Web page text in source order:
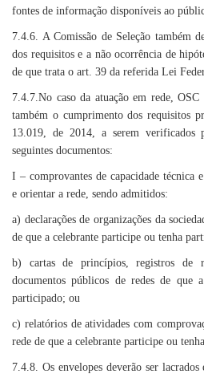
fontes de informação disponíveis ao
7.4.6. A Comissão de Seleção também
dos requisitos e a não ocorrência de
de que trata o art. 39 da referida Lei
7.4.7.No caso da atuação em rede, OSC
também o cumprimento dos requisitos
13.019, de 2014, a serem verificados
seguintes documentos:
I – comprovantes de capacidade técnica
e orientar a rede, sendo admitidos:
a) declarações de organizações da
de que a celebrante participe ou tenha
b) cartas de princípios, registros de
documentos públicos de redes de que
participado; ou
c) relatórios de atividades com
rede de que a celebrante participe ou
7.4.8. Os envelopes deverão ser lacrados